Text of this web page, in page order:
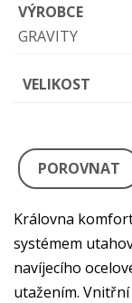
VÝROBCE
GRAVITY
VELIKOST
POROVNAT
Královna
systémem
navíjecího
utažením.